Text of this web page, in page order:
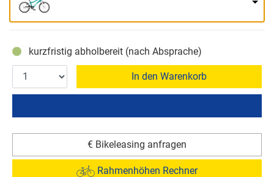
kurzfristig abholbereit (nach Absprache)
In den Warenkorb
€ Bikeleasing anfragen
Rahmenhöhen Rechner